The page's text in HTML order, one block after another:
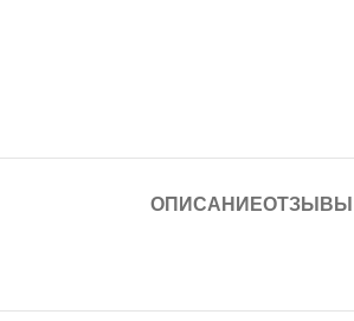
ОПИСАНИЕОТЗЫВЫ